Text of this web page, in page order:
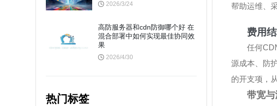
2026/3/24
高防服务器和cdn防御哪个好 在
混合部署中如何实现最佳协同效
果
2026/4/30
热门标签
帮助运维、
费用
任何
源成本、防
的开支项，
带宽